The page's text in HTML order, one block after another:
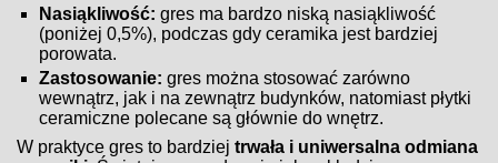
Nasiąkliwość: gres ma bardzo niską nasiąkliwość
(poniżej 0,5%), podczas gdy ceramika jest bardziej
porowata.
Zastosowanie: gres można stosować zarówno
wewnątrz, jak i na zewnątrz budynków, natomiast płytki
ceramiczne polecane są głównie do wnętrz.
W praktyce gres to bardziejtrwała i uniwersalna odmiana